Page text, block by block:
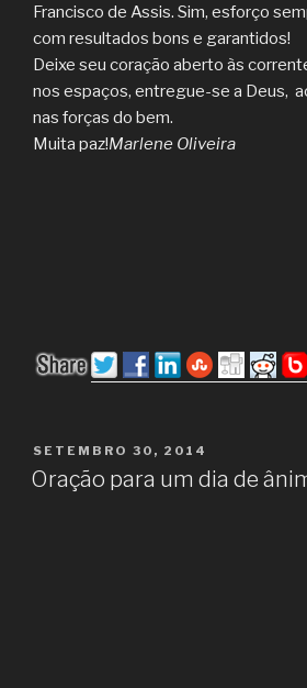
Francisco de Assis. Sim, esforço
com resultados bons e garantidos!
Deixe seu coração aberto às
nos espaços, entregue-se a Deus,
nas forças do bem.
Muita paz!Marlene Oliveira
PUBLICADO
EM
SETEMBRO 30, 2014
Oração para um dia de